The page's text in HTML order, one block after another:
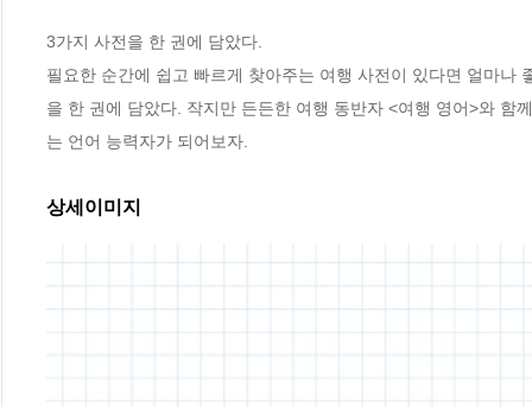
3가지 사전을 한 권에 담았다.
필요한 순간에 쉽고 빠르게 찾아주는 여행 사전이 있다면 얼마나
을 한 권에 담았다. 작지만 든든한 여행 동반자 <여행 영어>와 함
는 언어 능력자가 되어보자.
상세이미지